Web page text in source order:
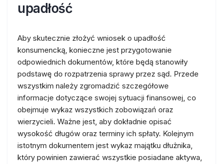
upadłość
Aby skutecznie złożyć wniosek o upadłość
konsumencką, konieczne jest przygotowanie
odpowiednich dokumentów, które będą stanowiły
podstawę do rozpatrzenia sprawy przez sąd. Przede
wszystkim należy zgromadzić szczegółowe
informacje dotyczące swojej sytuacji finansowej, co
obejmuje wykaz wszystkich zobowiązań oraz
wierzycieli. Ważne jest, aby dokładnie opisać
wysokość długów oraz terminy ich spłaty. Kolejnym
istotnym dokumentem jest wykaz majątku dłużnika,
który powinien zawierać wszystkie posiadane aktywa,